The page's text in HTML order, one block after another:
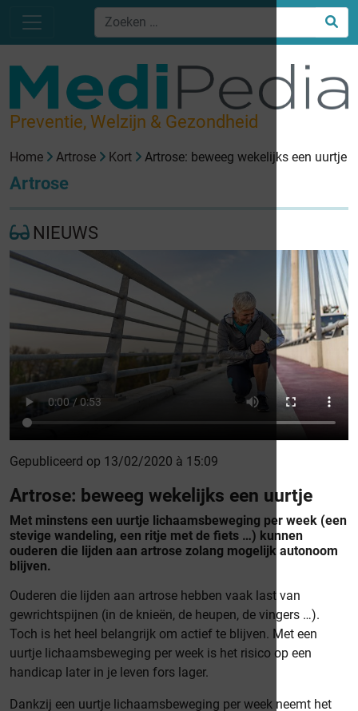
Preventie, Welzijn & Gezondheid
Home Artrose Kort Artrose: beweeg wekelijks een uurtje
Artrose
NIEUWS
Gepubliceerd op 13/02/2020 à 15:09
Artrose: beweeg wekelijks een uurtje
Met minstens een uurtje lichaamsbeweging per week (een
stevige wandeling, een ritje met de fiets …) kunnen
ouderen die lijden aan artrose zolang mogelijk autonoom
blijven.
Ouderen die lijden aan artrose hebben vaak last van
gewrichtspijnen (in de knieën, de heupen, de vingers …).
Toch is het heel belangrijk om actief te blijven. Met een
uurtje lichaamsbeweging per week is het risico op een
handicap later in je leven fors lager.
Dankzij een uurtje lichaamsbeweging per week neemt het